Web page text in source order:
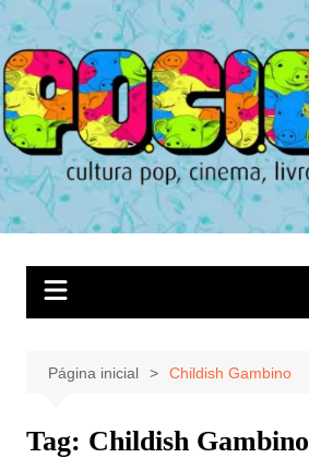
Ir
para
o
conteúdo
Página inicial Childish Gambino
Tag: Childish Gambino